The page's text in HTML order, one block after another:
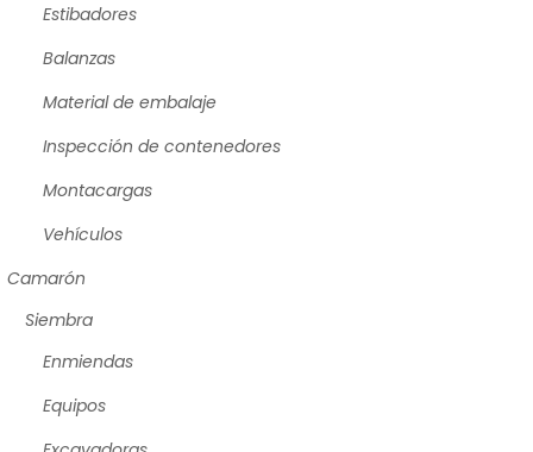
Estibadores
Balanzas
Material de embalaje
Inspección de contenedores
Montacargas
Vehículos
Camarón
Siembra
Enmiendas
Equipos